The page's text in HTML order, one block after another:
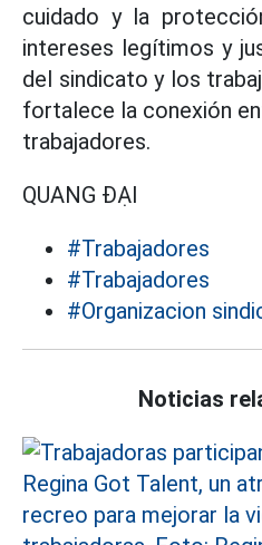
cuidado y la
intereses legítimos y
del sindicato y los
fortalece la conexión
trabajadores.
QUANG ĐẠI
#Trabajadores
#Trabajadores
#Organizacion
Noticias